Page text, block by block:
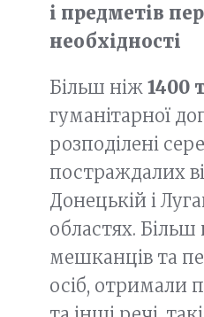
і предметів
необхідності
Більш ніж 1400
гуманітарної
розподілені
постраждалих
Донецькій і
областях. Більш
мешканців та
осіб, отримали